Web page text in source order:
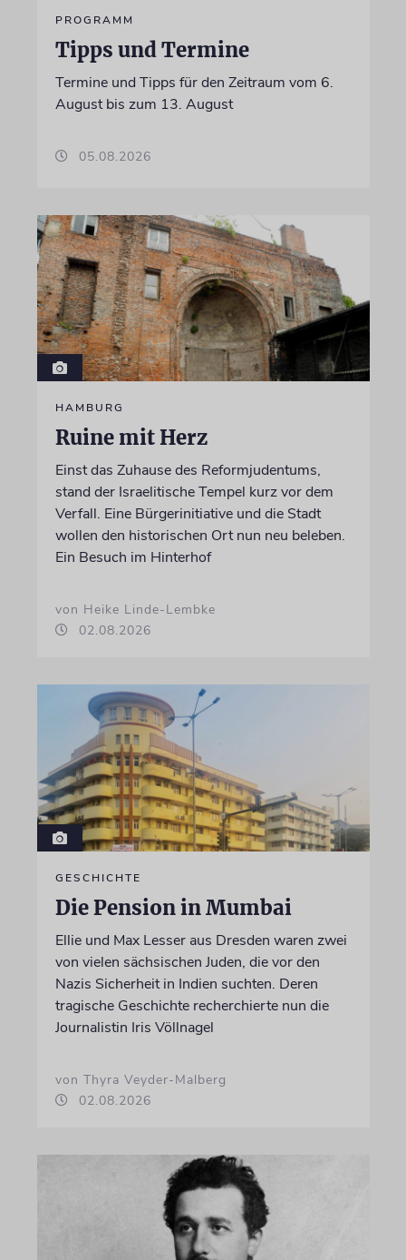
PROGRAMM
Tipps und Termine
Termine und Tipps für den Zeitraum vom 6.
August bis zum 13. August
05.08.2026
HAMBURG
Ruine mit Herz
Einst das Zuhause des Reformjudentums,
stand der Israelitische Tempel kurz vor dem
Verfall. Eine Bürgerinitiative und die Stadt
wollen den historischen Ort nun neu beleben.
Ein Besuch im Hinterhof
von Heike Linde-Lembke
02.08.2026
GESCHICHTE
Die Pension in Mumbai
Ellie und Max Lesser aus Dresden waren zwei
von vielen sächsischen Juden, die vor den
Nazis Sicherheit in Indien suchten. Deren
tragische Geschichte recherchierte nun die
Journalistin Iris Völlnagel
von Thyra Veyder-Malberg
02.08.2026